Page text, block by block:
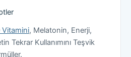
Vitamini, Melatonin, Enerji,
Tekrar Kullanımını Teşvik